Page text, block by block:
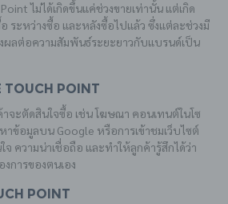
ไม่ได้เกิดขึ้นแค่ช่วงขายเท่านั้น แต่เกิด
ระหว่างซื้อ และหลังซื้อไปแล้ว ซึ่งแต่ละช่วงมี
ลต่อความสัมพันธ์ระยะยาวกับแบรนด์เป็น
Touch Point
จะตัดสินใจซื้อ เช่น โฆษณา คอนเทนต์ในโซ
าข้อมูลบน Google หรือการเข้าชมเว็บไซต์
ความน่าเชื่อถือ และทำให้ลูกค้ารู้สึกได้ว่า
การของตนเอง
Point